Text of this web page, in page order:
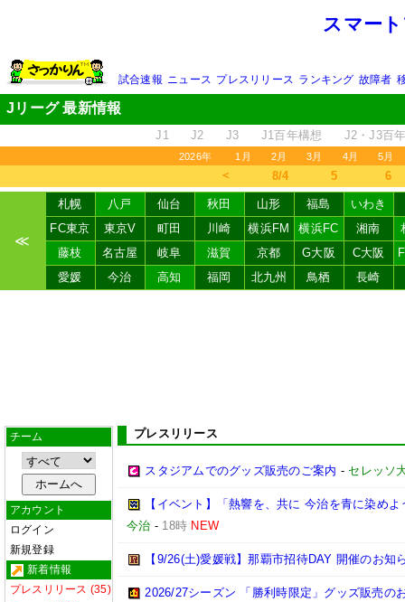
スマー
試合速報 ニュース プレスリリース ランキング 故障者
Jリーグ 最新情報
J1 J2 J3 J1百年構想 J2・J3百
2026年 1月 2月 3月 4月 5月
＜ 8/4 5 6
≪
札幌 八戸 仙台 秋田 山形 福島
いわき
FC東京
東京V 町田 川崎 横浜FM 横浜FC 湘南
藤枝
名古屋 岐阜 滋賀 京都 G大阪 C大阪
愛媛
今治 高知 福岡 北九州 鳥栖 長崎
チーム
アカウント
ログイン
新規登録
新着情報
プレスリリース (35)
プレスリリース
スタジアムでのグッズ販売のご案内 - セレッソ
【イベント】「熱響を、共に 今治を青に染め
今治 - 18時 NEW
【9/26(土)愛媛戦】那覇市招待DAY 開催のお知
2026/27シーズン 「勝利時限定」グッズ販売の